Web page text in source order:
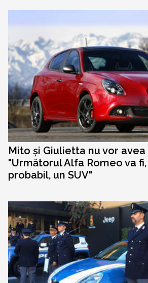
Mito și Giulietta nu vor avea
"Următorul Alfa Romeo va
probabil, un SUV"